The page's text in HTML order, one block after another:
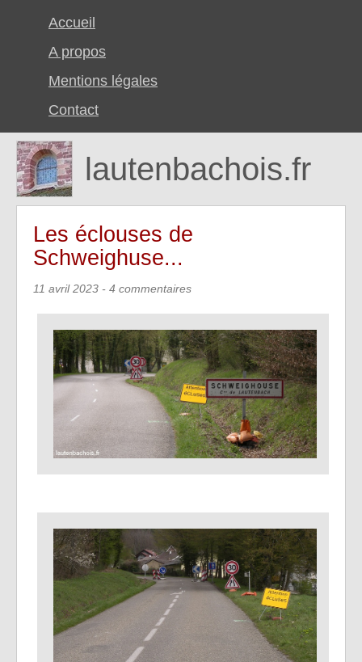
Accueil
A propos
Mentions légales
Contact
lautenbachois.fr
Les éclouses de
Schweighuse...
11 avril 2023 - 4 commentaires